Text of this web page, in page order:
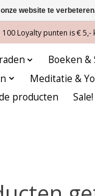
Loyalty punten is €
Boeken
Meditatie &
producten
Sale!
website te